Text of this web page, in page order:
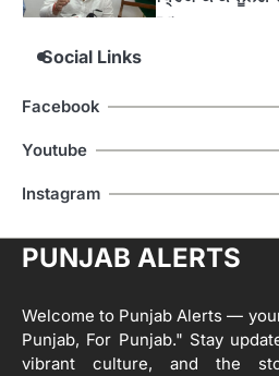
4
Editor
ਪ੍ਰੋਡਕਟੀਵਿਟੀ’
ਦਿਵਸ’ ਆਯੋਜਿਤ
Editor
Social Links
Facebook
Youtube
Instagram
PUNJAB ALERTS
Welcome to Punjab Alerts —
Punjab, For Punjab." Stay
vibrant culture, and the